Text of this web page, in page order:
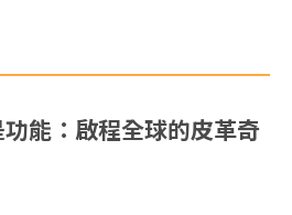
能：啟程全球的皮革奇